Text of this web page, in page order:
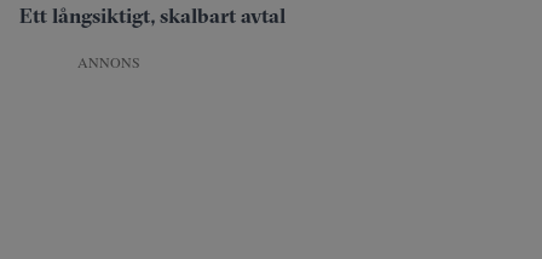
Ett långsiktigt, skalbart avtal
ANNONS